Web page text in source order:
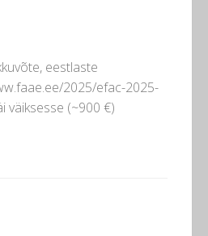
eestlaste
2025/efac-2025-
väiksesse (~900 €)